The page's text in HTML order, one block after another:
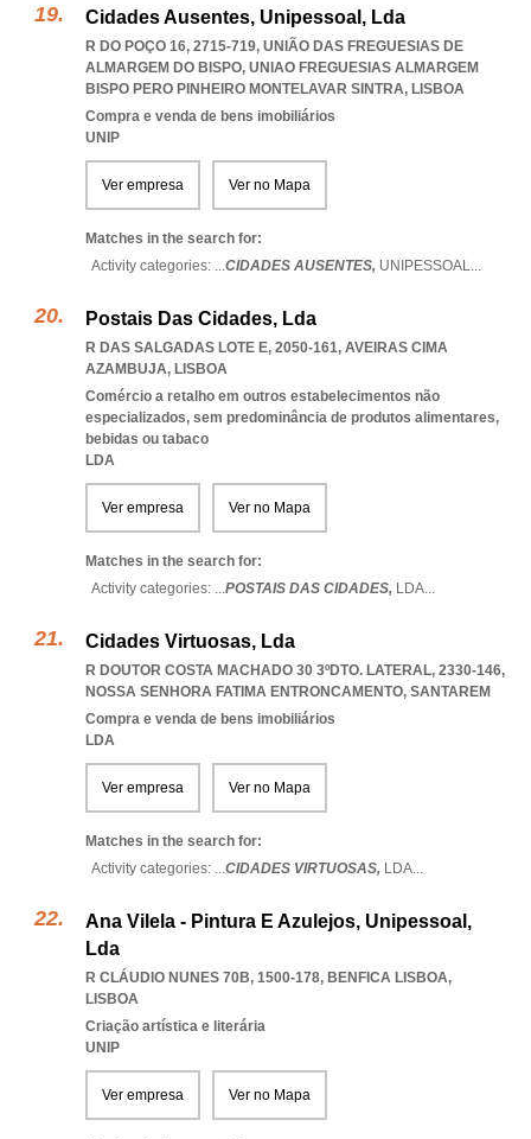
Cidades Ausentes, Unipessoal, Lda
R DO POÇO 16, 2715-719, UNIÃO DAS FREGUESIAS DE
ALMARGEM DO BISPO, UNIAO FREGUESIAS ALMARGEM
BISPO PERO PINHEIRO MONTELAVAR SINTRA, LISBOA
Compra e venda de bens imobiliários
UNIP
Ver empresa Ver no Mapa
Matches in the search for:
Activity categories: ...CIDADES AUSENTES, UNIPESSOAL...
Postais Das Cidades, Lda
R DAS SALGADAS LOTE E, 2050-161, AVEIRAS CIMA
AZAMBUJA, LISBOA
Comércio a retalho em outros estabelecimentos não
especializados, sem predominância de produtos alimentares,
bebidas ou tabaco
LDA
Ver empresa Ver no Mapa
Matches in the search for:
Activity categories: ...POSTAIS DAS CIDADES, LDA...
Cidades Virtuosas, Lda
R DOUTOR COSTA MACHADO 30 3ºDTO. LATERAL, 2330-146,
NOSSA SENHORA FATIMA ENTRONCAMENTO, SANTAREM
Compra e venda de bens imobiliários
LDA
Ver empresa Ver no Mapa
Matches in the search for:
Activity categories: ...CIDADES VIRTUOSAS, LDA...
Ana Vilela - Pintura E Azulejos, Unipessoal,
Lda
R CLÁUDIO NUNES 70B, 1500-178, BENFICA LISBOA,
LISBOA
Criação artística e literária
UNIP
Ver empresa Ver no Mapa